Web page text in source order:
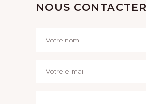
NOUS CONTACTER